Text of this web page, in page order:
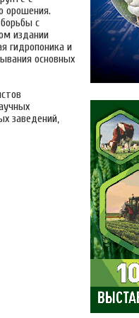
орошения.
с
издании
гидропоника и
основных
заведений,